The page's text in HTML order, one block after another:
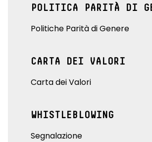
POLITICA PARITÀ DI
Politiche Parità di Genere
CARTA DEI VALORI
Carta dei Valori
WHISTLEBLOWING
Segnalazione